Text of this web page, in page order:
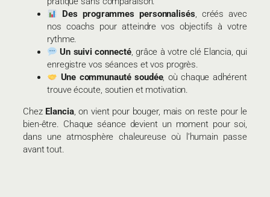
Des programmes personnalisés, créés avec
nos coachs pour atteindre vos objectifs à votre
rythme.
Un suivi connecté, grâce à votre clé Elancia, qui
enregistre vos séances et vos progrès.
Une communauté soudée, où chaque adhérent
trouve écoute, soutien et motivation.
Chez Elancia, on vient pour bouger, mais on reste pour le
bien-être. Chaque séance devient un moment pour soi,
dans une atmosphère chaleureuse où l’humain passe
avant tout.